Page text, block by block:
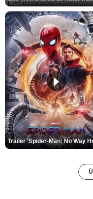
Tráiler 'Spider-Man: No Way